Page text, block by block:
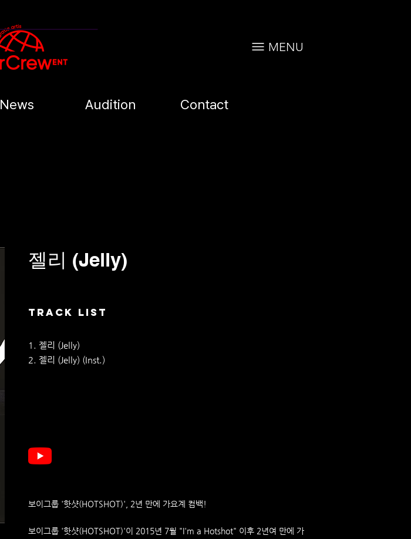
MENU
News Audition Contact
젤리 (Jelly)
TRACK LIST
1. 젤리 (Jelly)
2. 젤리 (Jelly) (Inst.)
보이그룹 '핫샷(HOTSHOT)', 2년 만에 가요계 컴백!
보이그룹 '핫샷(HOTSHOT)'이 2015년 7월 "I'm a Hotshot" 이후 2년여 만에 가